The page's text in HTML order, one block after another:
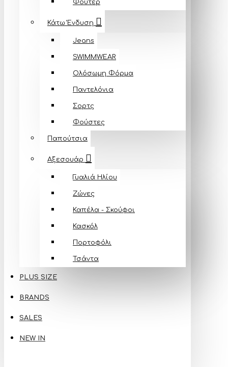
Φούτερ
Κάτω Ένδυση
Jeans
SWIMMWEAR
Ολόσωμη Φόρμα
Παντελόνια
Σορτς
Φούστες
Παπούτσια
Αξεσουάρ
Γυαλιά Ηλίου
Ζώνες
Καπέλα - Σκούφοι
Κασκόλ
Πορτοφόλι
Τσάντα
PLUS SIZE
BRANDS
SALES
NEW IN